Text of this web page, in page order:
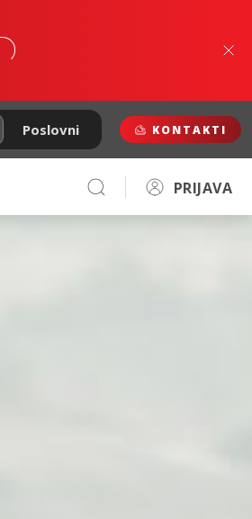
Poslovni KONTAKTI
PRIJAVA